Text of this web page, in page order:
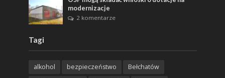
modernizacje
2 komentarze
Tagi
alkohol bezpieczeństwo
Bełchatów